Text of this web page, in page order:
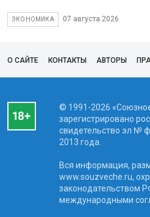
ЭКОНОМИКА 07 августа 2026
О САЙТЕ КОНТАКТЫ АВТОРЫ
© 1991-2026
зарегистрировано
свидетельство эл №
2013 года.
Вся информация,
www.souzveche.ru,
законодательством
международными